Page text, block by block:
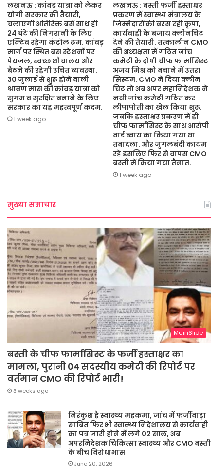
लखनऊ : कांवड़ यात्रा को लेकर
योगी सरकार की तैयारी,
चलाएगी अतिरिक्त बसें साथ ही
24 घंटे की निगरानी के लिए
एक्टिव रहेगा कंट्रोल रूम. कांवड़
मार्ग पर स्थित बस स्टेशनों पर
पेयजल, स्वच्छ शौचालय और
बैठने की रहेगी उचित व्यवस्था.
30 जुलाई से शुरू होने वाली
श्रावण मास की कांवड़ यात्रा को
सुगम व सुरक्षित बनाने के लिए
सरकार का यह महत्वपूर्ण कदम.
1 week ago
लखनऊ : बस्ती फर्जी हस्ताक्षर
प्रकरण में स्वास्थ्य मंत्रालय के
जिम्मेदारों की बरस रही कृपा,
कार्यवाही के बजाय क्लीनचिट
देने की तैयारी. तत्कालीन CMO
की अध्यक्षता में गठित जांच
कमेटी के दोषी चीफ फार्मासिस्ट
अजय मिश्र को बचाने में उतरा
सिस्टम. CMO ने दिया क्लीन
चिट तो अब अपर महानिदेशक ने
नयी जांच कमेटी गठित कर
लीपापोती का खेल किया शुरू.
जबकि हस्ताक्षर प्रकरण में ही
चीफ फार्मासिस्ट के साथ आरोपी
वार्ड ब्वाय का किया गया था
तबादला. और जुगलबंदी कायम
रहे इसलिए फिर से वापस CMO
बस्ती में किया गया तैनात.
1 week ago
मुख्या समाचार
MainSlide
बस्ती के चीफ फार्मासिस्ट के फर्जी हस्ताक्षर का
मामला, पुरानी 04 सदस्यीय कमेटी की रिपोर्ट पर
वर्तमान CMO की रिपोर्ट भारी!
3 weeks ago
निरंकुश है स्वास्थ्य महकमा, जांच में फर्जीवाड़ा
साबित फिर भी स्वास्थ्य निदेशालय से कार्यवाही
का पत्र जारी होने में लगे 02 साल, अब
अपरनिदेशक चिकित्सा स्वास्थ्य और CMO बस्ती
के बीच विरोधाभास
June 20, 2026